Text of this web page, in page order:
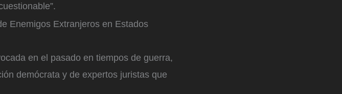
Enemigos Extranjeros en Estados
en el pasado en tiempos de guerra,
demócrata y de expertos juristas que